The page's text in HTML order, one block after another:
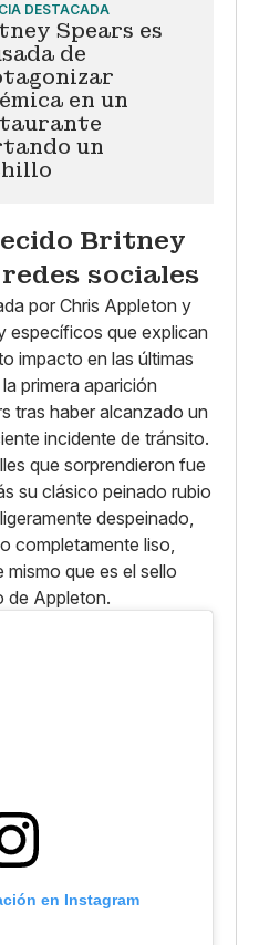
DESTACADA
Spears es
de
en un
un
Britney
sociales
por Chris Appleton y
específicos que explican
impacto en las últimas
primera aparición
tras haber alcanzado un
incidente de tránsito.
que sorprendieron fue
su clásico peinado rubio
despeinado,
completamente liso,
que es el sello
de Appleton.
en Instagram